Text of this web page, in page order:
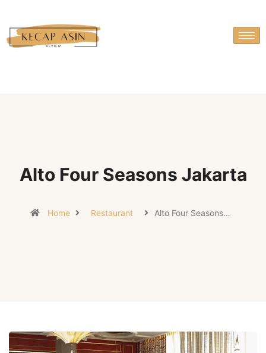
Alto Four Seasons Jakarta
Home Restaurant Alto Four Seasons…